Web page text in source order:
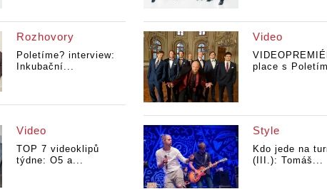
Rozhovory
Poletíme? interview:
Inkubační...
Video
place s
Video
TOP 7 videoklipů
týdne: O5 a...
Style
Kdo jede na
(III.): Tomáš...